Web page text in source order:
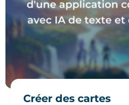
Créer des cartes